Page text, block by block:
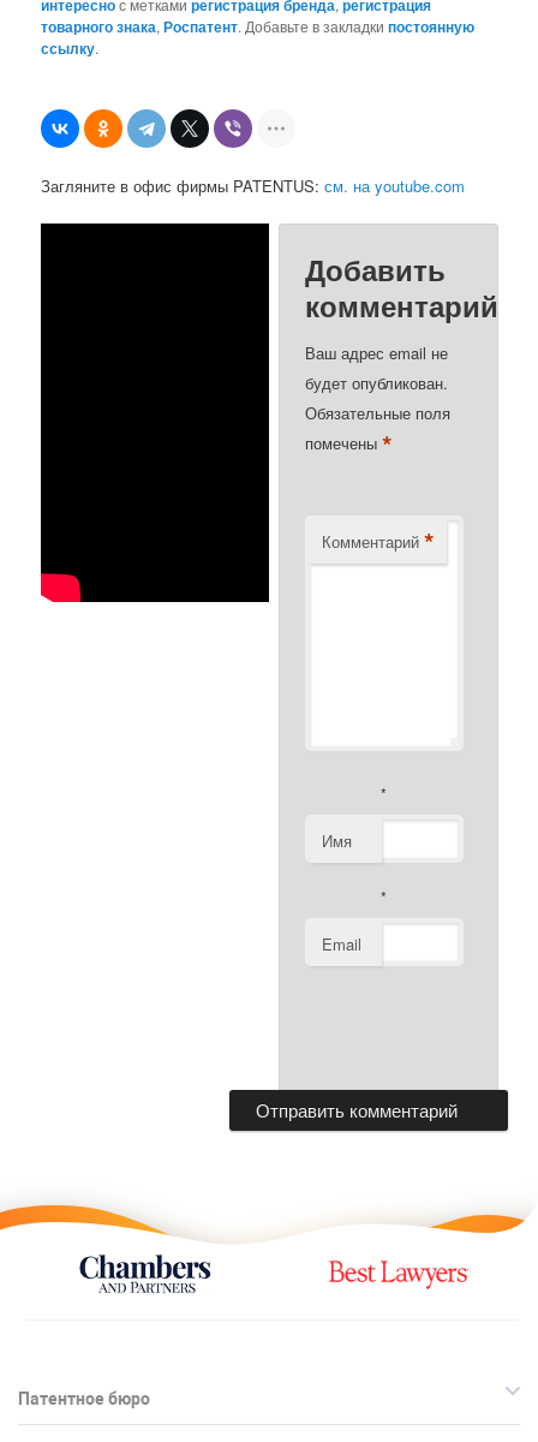
интереснос меткамирегистрация бренда,регистрация
товарного знака,Роспатент. Добавьте в закладкипостоянную
ссылку.
Загляните в офис фирмы PATENTUS:см. на youtube.com
Добавить
комментарий
Ваш адрес email не
будет опубликован.
Обязательные поля
помечены*
Комментарий *
Имя
*
Email
*
Патентное бюро